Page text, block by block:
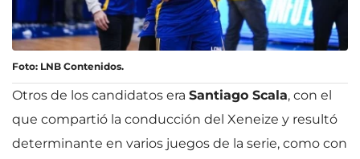
Foto: LNB Contenidos.
Otros de los candidatos era Santiago Scala, con el
que compartió la conducción del Xeneize y resultó
determinante en varios juegos de la serie, como con